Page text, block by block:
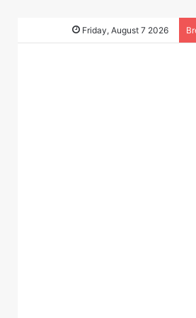
Friday, August 7 2026